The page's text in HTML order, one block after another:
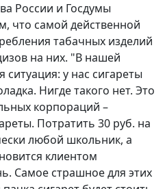
России и Госдумы
что самой действенной
табачных изделий
на них. "В нашей
ситуация: у нас сигареты
Нигде такого нет. Это
корпораций –
Потратить 30 руб. на
любой школьник, а
клиентом
Самое страшное для этих